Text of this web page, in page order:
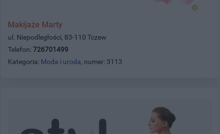
Makijaże Marty
ul. Niepodległości, 83-110 Tczew
Telefon: 726701499
Kategoria: Moda i uroda, numer: 3113